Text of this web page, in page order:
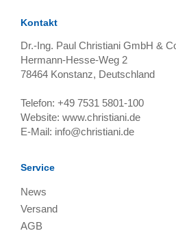
Kontakt
Dr.-Ing. Paul Christiani GmbH &
Hermann-Hesse-Weg 2
78464 Konstanz, Deutschland
Telefon: +49 7531 5801-100
Website: www.christiani.de
E-Mail: info@christiani.de
Service
News
Versand
AGB